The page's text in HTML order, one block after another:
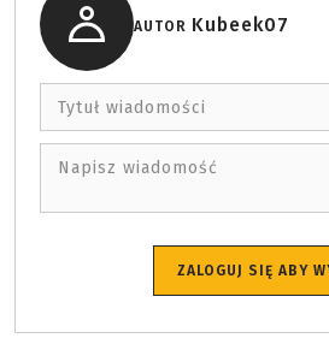
AUTOR Kubeek07
Tytuł wiadomości
Napisz wiadomość
ZALOGUJ SIĘ ABY